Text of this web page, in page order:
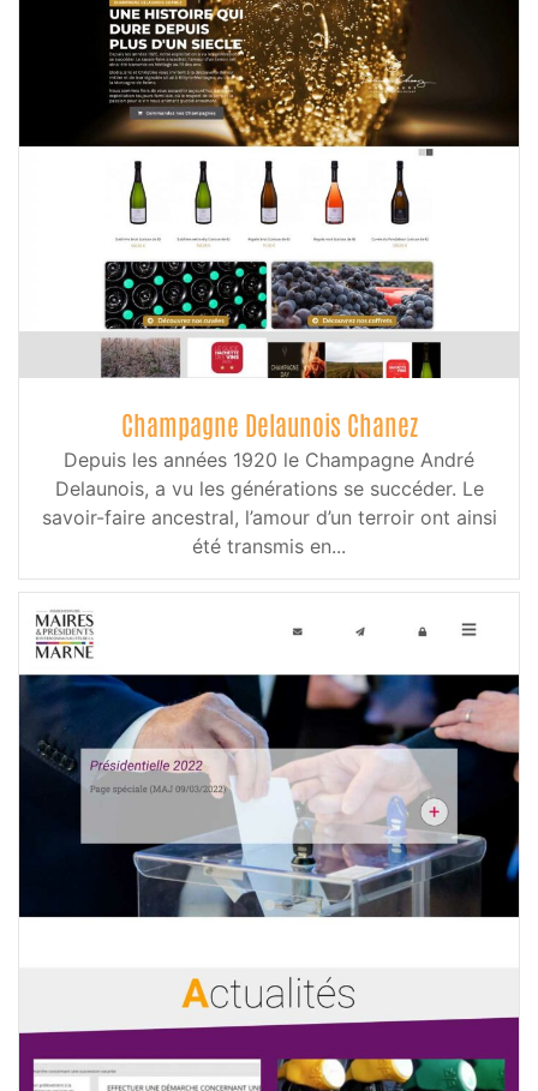
Champagne Delaunois Chanez
Depuis les années 1920 le Champagne André
Delaunois, a vu les générations se succéder. Le
savoir-faire ancestral, l’amour d’un terroir ont ainsi
été transmis en...